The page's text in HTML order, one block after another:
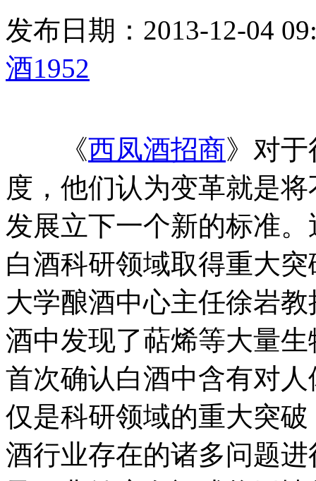
发布日期：2013-12-04
酒1952
《西凤酒招商》对
度，他们认为变革就是
发展立下一个新的标准
白酒科研领域取得重大
大学酿酒中心主任徐岩
酒中发现了萜烯等大量
首次确认白酒中含有对
仅是科研领域的重大突
酒行业存在的诸多问题